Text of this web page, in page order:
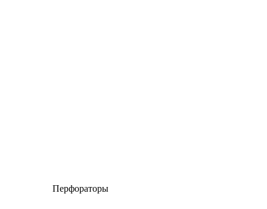
Перфораторы